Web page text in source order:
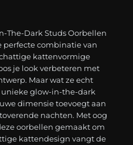
The-Dark Studs Oorbellen
perfecte combinatie van
kattenvormige
je look verbeteren met
Maar wat ze echt
glow-in-the-dark
dimensie toevoegt aan
nachten. Met oog
oorbellen gemaakt om
kattendesign vangt de